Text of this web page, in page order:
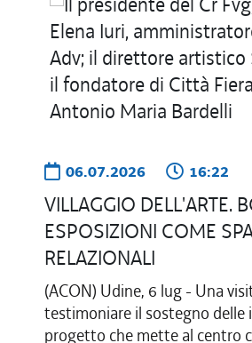
06.07.2026 16:22
VILLAGGIO DELL'ARTE.
ESPOSIZIONI COME
RELAZIONALI
(ACON) Udine, 6 lug - Una
testimoniare il sostegno delle
progetto che mette al centro